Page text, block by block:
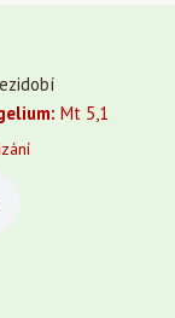
Mt 5,1